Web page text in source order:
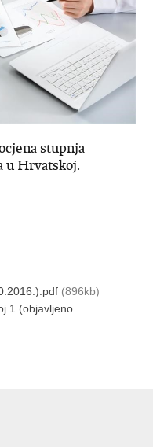
stupnja
u Hrvatskoj.
(896kb)
1 (objavljeno